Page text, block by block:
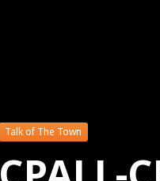
Talk of The Town